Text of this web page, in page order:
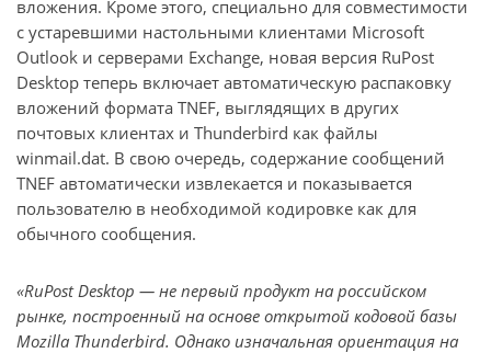
вложения. Кроме этого, специально для совместимости
с устаревшими настольными клиентами Microsoft
Outlook и серверами Exchange, новая версия RuPost
Desktop теперь включает автоматическую распаковку
вложений формата TNEF, выглядящих в других
почтовых клиентах и Thunderbird как файлы
winmail.dat. В свою очередь, содержание сообщений
TNEF автоматически извлекается и показывается
пользователю в необходимой кодировке как для
обычного сообщения.
«RuPost Desktop — не первый продукт на российском
рынке, построенный на основе открытой кодовой базы
Mozilla Thunderbird. Однако изначальная ориентация на